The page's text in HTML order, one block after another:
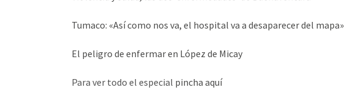
Tumaco: «Así como nos va, el hospital va a desaparecer del mapa»
El peligro de enfermar en López de Micay
Para ver todo el especial pincha aquí